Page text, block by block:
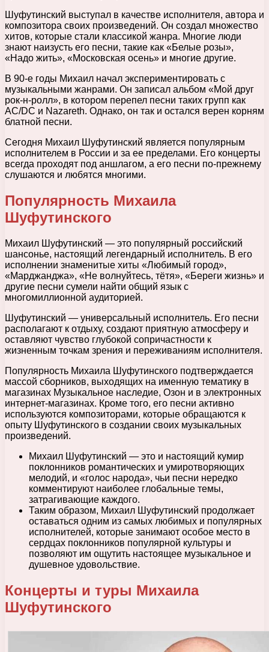
Шуфутинский выступал в качестве исполнителя, автора и
композитора своих произведений. Он создал множество
хитов, которые стали классикой жанра. Многие люди
знают наизусть его песни, такие как «Белые розы»,
«Надо жить», «Московская осень» и многие другие.
В 90-е годы Михаил начал экспериментировать с
музыкальными жанрами. Он записал альбом «Мой друг
рок-н-ролл», в котором перепел песни таких групп как
AC/DC и Nazareth. Однако, он так и остался верен корням
блатной песни.
Сегодня Михаил Шуфутинский является популярным
исполнителем в России и за ее пределами. Его концерты
всегда проходят под аншлагом, а его песни по-прежнему
слушаются и любятся многими.
Популярность Михаила
Шуфутинского
Михаил Шуфутинский — это популярный российский
шансонье, настоящий легендарный исполнитель. В его
исполнении знаменитые хиты «Любимый город»,
«Марджанджа», «Не волнуйтесь, тётя», «Береги жизнь» и
другие песни сумели найти общий язык с
многомиллионной аудиторией.
Шуфутинский — универсальный исполнитель. Его песни
располагают к отдыху, создают приятную атмосферу и
оставляют чувство глубокой сопричастности к
жизненным точкам зрения и переживаниям исполнителя.
Популярность Михаила Шуфутинского подтверждается
массой сборников, выходящих на именную тематику в
магазинах Музыкальное наследие, Озон и в электронных
интернет-магазинах. Кроме того, его песни активно
используются композиторами, которые обращаются к
опыту Шуфутинского в создании своих музыкальных
произведений.
Михаил Шуфутинский — это и настоящий кумир
поклонников романтических и умиротворяющих
мелодий, и «голос народа», чьи песни нередко
комментируют наиболее глобальные темы,
затрагивающие каждого.
Таким образом, Михаил Шуфутинский продолжает
оставаться одним из самых любимых и популярных
исполнителей, которые занимают особое место в
сердцах поклонников популярной культуры и
позволяют им ощутить настоящее музыкальное и
душевное удовольствие.
Концерты и туры Михаила
Шуфутинского